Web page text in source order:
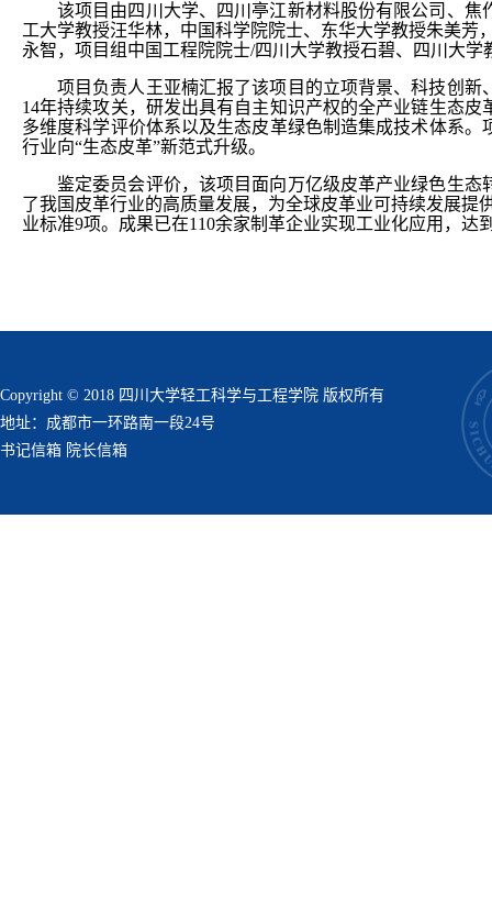
该项目由四川大学、四川亭江新材料股份有限公司、
工大学教授汪华林，中国科学院院士、东华大学教授朱美
永智，项目组中国工程院院士/四川大学教授石碧、四川大
项目负责人王亚楠汇报了该项目的立项背景、科技创
14年持续攻关，研发出具有自主知识产权的全产业链生态
多维度科学评价体系以及生态皮革绿色制造集成技术体系
行业向“生态皮革”新范式升级。
鉴定委员会评价，该项目面向万亿级皮革产业绿色生
了我国皮革行业的高质量发展，为全球皮革业可持续发展提
业标准9项。成果已在110余家制革企业实现工业化应用，达
Copyright © 2018 四川大学轻工科学与工程学院 版权所有
地址：成都市一环路南一段24号
书记信箱 院长信箱